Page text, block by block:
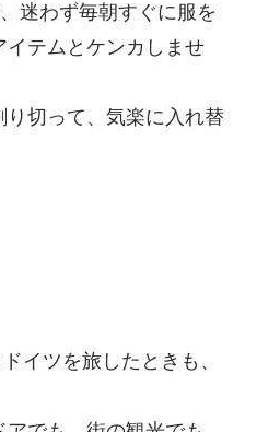
迷わず毎朝すぐに服を
テムとケンカしませ
切って、気楽に入れ替
イツを旅したときも、